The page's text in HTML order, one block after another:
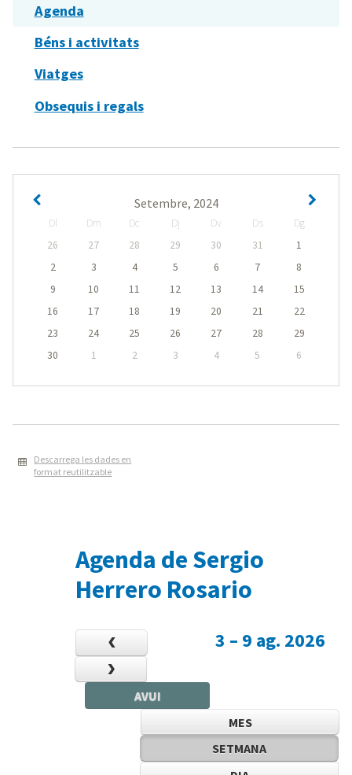
Agenda
Béns i activitats
Viatges
Obsequis i regals
Setembre, 2024
Dl Dm Dc Dj Dv Ds
Dg
26
27 28 29 30 31
1
2
3 4 5 6 7
8
9
10 11 12 13 14
15
16
17 18 19 20 21
22
23
24 25 26 27 28
29
30
1 2 3 4 5 6
Descarrega les dades en
format reutilitzable
Agenda de Sergio
Herrero Rosario
AVUI
MES
SETMANA
3 – 9 ag. 2026
12am